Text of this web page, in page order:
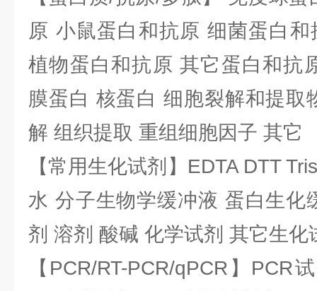
原 小鼠蛋白和抗原 细菌蛋白
植物蛋白和抗原 其它蛋白和抗
膜蛋白 核蛋白 细胞裂解和提取
解 组织提取 重组细胞因子 其它
【常用生化试剂】EDTA DTT
水 分子生物学缓冲液 蛋白生化
剂 溶剂 酸碱 化学试剂 其它生化
【PCR/RT-PCR/qPCR】PCR